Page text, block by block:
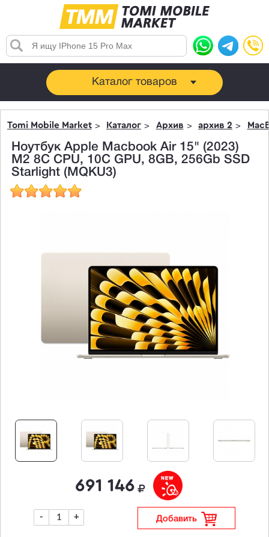
Каталог товаров
Tomi Mobile Market Каталог Архив архив 2
Ноутбук Apple Macbook Air 15" (2023)
M2 8C CPU, 10C GPU, 8GB, 256Gb SSD
Starlight (MQKU3)
691 146
- + Добавить